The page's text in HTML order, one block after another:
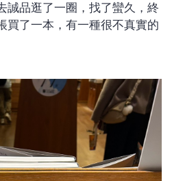
誠品逛了一圈，找了蠻久，終
買了一本，有一種很不真實的